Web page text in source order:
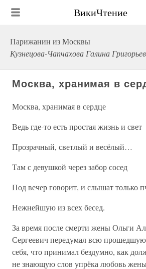
ВикиЧтение
Парижанин из Москвы
Кузнецова-Чапчахова Галина
Москва, хранимая в
Москва, хранимая в сердце
Ведь где-то есть простая жизнь и свет
Прозрачный, светлый и весёлый…
Там с девушкой через забор сосед
Под вечер говорит, и слышат только
Нежнейшую из всех бесед.
За время после смерти жены Ольги
Сергеевич передумал всю
себя, что принимал бездумно, как
не знающую слов упрёка любовь